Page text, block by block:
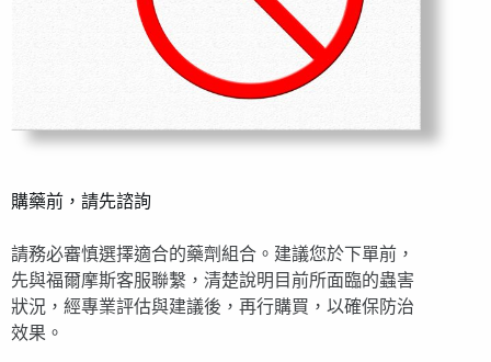
購藥前，請先諮詢
請務必審慎選擇適合的藥劑組合。建議您於下單前，
先與福爾摩斯客服聯繫，清楚說明目前所面臨的蟲害
狀況，經專業評估與建議後，再行購買，以確保防治
效果。